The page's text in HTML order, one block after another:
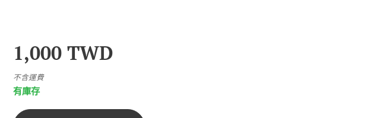
1,000 TWD
不含運費
有庫存